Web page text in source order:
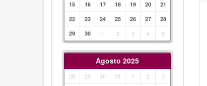
15
16 17 18 19 20
21
22
23 24 25 26 27
28
29
30 1 2 3 4 5
Agosto 2025
28 29 30 31 1 2
3